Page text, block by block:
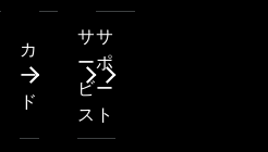
カ
ー
ド
サ
ー
ビ
ス
サ
ポ
ー
ト